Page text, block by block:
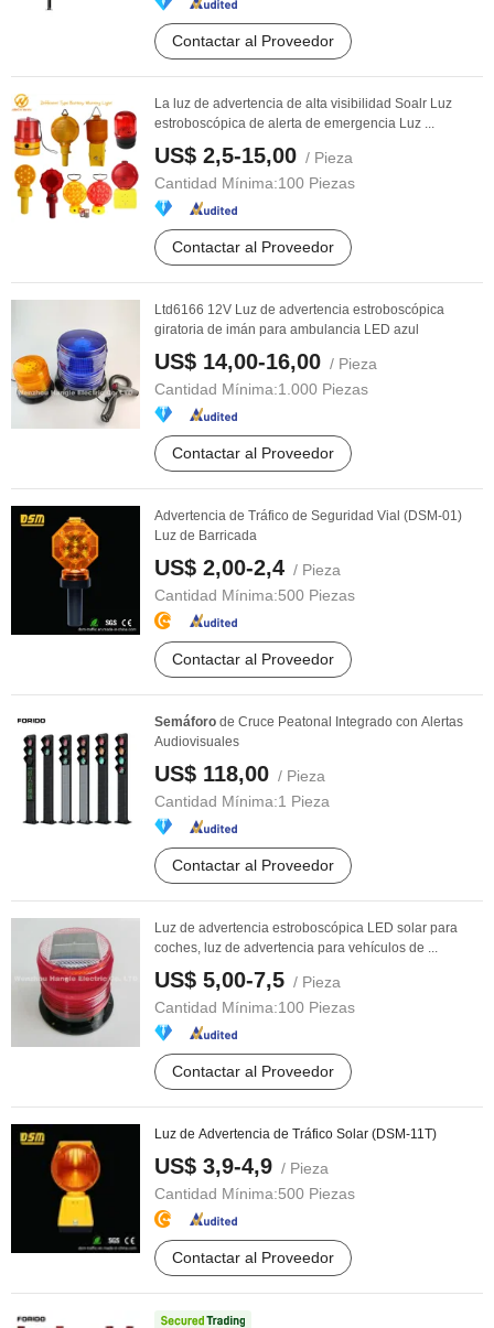
Contactar al Proveedor
La luz de advertencia de alta visibilidad Soalr Luz
estroboscópica de alerta de emergencia Luz ...
US$ 2,5-15,00 / Pieza
Cantidad Mínima:100 Piezas
Contactar al Proveedor
Ltd6166 12V Luz de advertencia estroboscópica
giratoria de imán para ambulancia LED azul
US$ 14,00-16,00 / Pieza
Cantidad Mínima:1.000 Piezas
Contactar al Proveedor
Advertencia de Tráfico de Seguridad Vial (DSM-01)
Luz de Barricada
US$ 2,00-2,4 / Pieza
Cantidad Mínima:500 Piezas
Contactar al Proveedor
Semáforo de Cruce Peatonal Integrado con Alertas
Audiovisuales
US$ 118,00 / Pieza
Cantidad Mínima:1 Pieza
Contactar al Proveedor
Luz de advertencia estroboscópica LED solar para
coches, luz de advertencia para vehículos de ...
US$ 5,00-7,5 / Pieza
Cantidad Mínima:100 Piezas
Contactar al Proveedor
Luz de Advertencia de Tráfico Solar (DSM-11T)
US$ 3,9-4,9 / Pieza
Cantidad Mínima:500 Piezas
Contactar al Proveedor